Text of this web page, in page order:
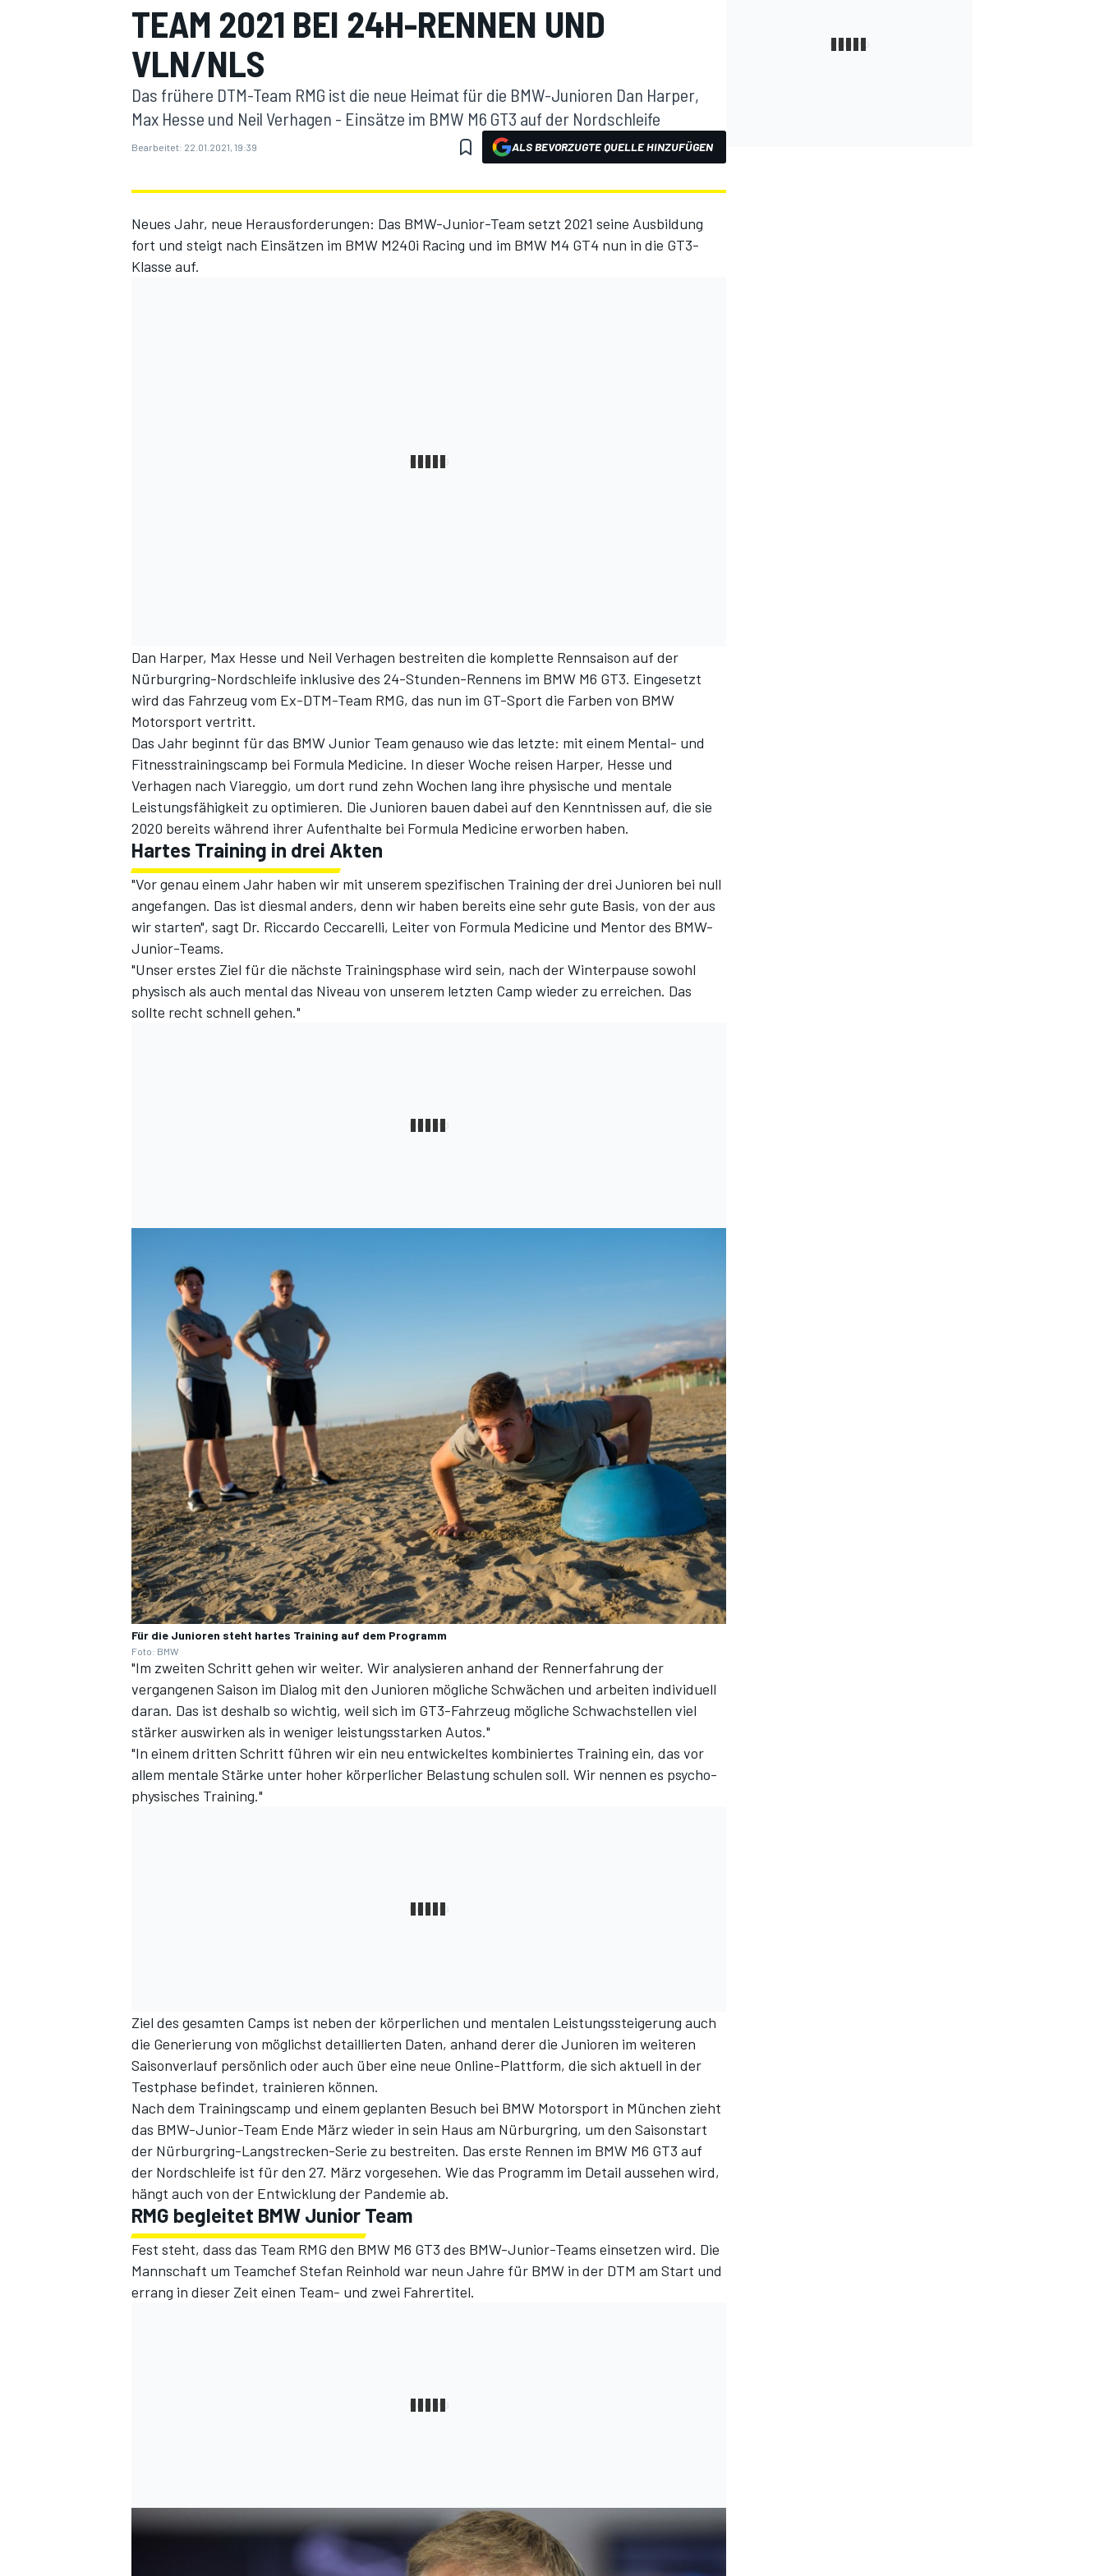
SPORTWAGEN
TEAM 2021 BEI 24H-RENNEN UND
VLN/NLS
Das frühere DTM-Team RMG ist die neue Heimat für die BMW-Junioren Dan Harper,
Max Hesse und Neil Verhagen - Einsätze im BMW M6 GT3 auf der Nordschleife
Bearbeitet: 22.01.2021, 19:39 ALS BEVORZUGTE QUELLE HINZUFÜGEN
Neues Jahr, neue Herausforderungen: Das BMW-Junior-Team setzt 2021 seine Ausbildung
fort und steigt nach Einsätzen im BMW M240i Racing und im BMW M4 GT4 nun in die GT3-
Klasse auf.
Dan Harper, Max Hesse und Neil Verhagen bestreiten die komplette Rennsaison auf der
Nürburgring-Nordschleife inklusive des 24-Stunden-Rennens im BMW M6 GT3. Eingesetzt
wird das Fahrzeug vom Ex-DTM-Team RMG, das nun im GT-Sport die Farben von BMW
Motorsport vertritt.
Das Jahr beginnt für das BMW Junior Team genauso wie das letzte: mit einem Mental- und
Fitnesstrainingscamp bei Formula Medicine. In dieser Woche reisen Harper, Hesse und
Verhagen nach Viareggio, um dort rund zehn Wochen lang ihre physische und mentale
Leistungsfähigkeit zu optimieren. Die Junioren bauen dabei auf den Kenntnissen auf, die sie
2020 bereits während ihrer Aufenthalte bei Formula Medicine erworben haben.
Hartes Training in drei Akten
"Vor genau einem Jahr haben wir mit unserem spezifischen Training der drei Junioren bei null
angefangen. Das ist diesmal anders, denn wir haben bereits eine sehr gute Basis, von der aus
wir starten", sagt Dr. Riccardo Ceccarelli, Leiter von Formula Medicine und Mentor des BMW-
Junior-Teams.
"Unser erstes Ziel für die nächste Trainingsphase wird sein, nach der Winterpause sowohl
physisch als auch mental das Niveau von unserem letzten Camp wieder zu erreichen. Das
sollte recht schnell gehen."
Für die Junioren steht hartes Training auf dem Programm
Foto: BMW
"Im zweiten Schritt gehen wir weiter. Wir analysieren anhand der Rennerfahrung der
vergangenen Saison im Dialog mit den Junioren mögliche Schwächen und arbeiten individuell
daran. Das ist deshalb so wichtig, weil sich im GT3-Fahrzeug mögliche Schwachstellen viel
stärker auswirken als in weniger leistungsstarken Autos."
"In einem dritten Schritt führen wir ein neu entwickeltes kombiniertes Training ein, das vor
allem mentale Stärke unter hoher körperlicher Belastung schulen soll. Wir nennen es psycho-
physisches Training."
Ziel des gesamten Camps ist neben der körperlichen und mentalen Leistungssteigerung auch
die Generierung von möglichst detaillierten Daten, anhand derer die Junioren im weiteren
Saisonverlauf persönlich oder auch über eine neue Online-Plattform, die sich aktuell in der
Testphase befindet, trainieren können.
Nach dem Trainingscamp und einem geplanten Besuch bei BMW Motorsport in München zieht
das BMW-Junior-Team Ende März wieder in sein Haus am Nürburgring, um den Saisonstart
der Nürburgring-Langstrecken-Serie zu bestreiten. Das erste Rennen im BMW M6 GT3 auf
der Nordschleife ist für den 27. März vorgesehen. Wie das Programm im Detail aussehen wird,
hängt auch von der Entwicklung der Pandemie ab.
RMG begleitet BMW Junior Team
Fest steht, dass das Team RMG den BMW M6 GT3 des BMW-Junior-Teams einsetzen wird. Die
Mannschaft um Teamchef Stefan Reinhold war neun Jahre für BMW in der DTM am Start und
errang in dieser Zeit einen Team- und zwei Fahrertitel.